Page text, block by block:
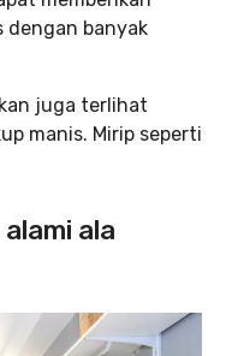
dengan banyak
juga terlihat
manis. Mirip seperti
ala